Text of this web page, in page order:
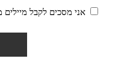
אני מסכים לקבל